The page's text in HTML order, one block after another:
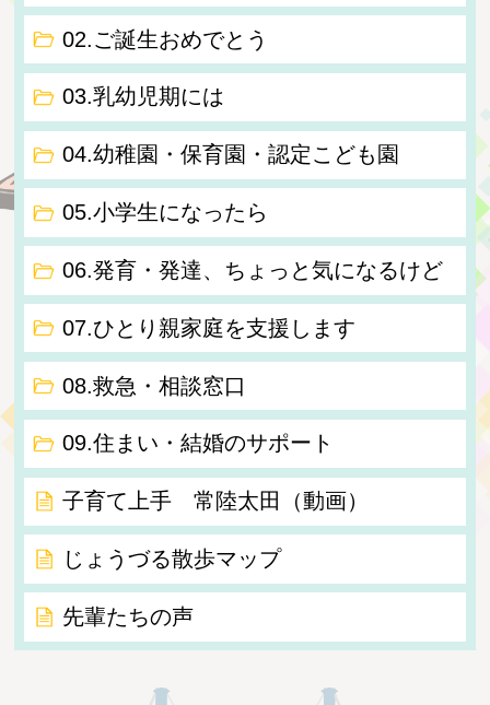
02.ご誕生おめでとう
03.乳幼児期には
04.幼稚園・保育園・認定こども園
05.小学生になったら
06.発育・発達、ちょっと気になるけど
07.ひとり親家庭を支援します
08.救急・相談窓口
09.住まい・結婚のサポート
子育て上手 常陸太田（動画）
じょうづる散歩マップ
先輩たちの声